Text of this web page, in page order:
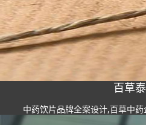
百草
中药饮片品牌全案设计,百草中